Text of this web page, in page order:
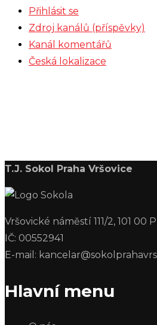
Přihlásit se
Zdroj kanálů (příspěvky)
Kanál komentářů
Česká lokalizace
T.J. Sokol Praha Vršovice
Vršovické náměstí 111/2, 101 00
IČ: 00552941
E-mail:
Hlavní menu